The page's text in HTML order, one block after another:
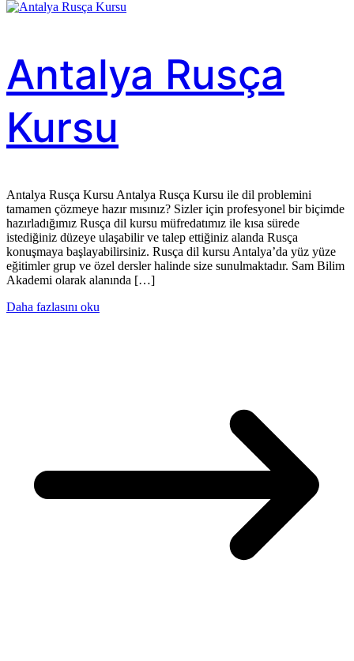
Antalya Rusça
Kursu
Antalya Rusça Kursu Antalya Rusça Kursu ile dil problemini
tamamen çözmeye hazır mısınız? Sizler için profesyonel bir biçimde
hazırladığımız Rusça dil kursu müfredatımız ile kısa sürede
istediğiniz düzeye ulaşabilir ve talep ettiğiniz alanda Rusça
konuşmaya başlayabilirsiniz. Rusça dil kursu Antalya’da yüz yüze
eğitimler grup ve özel dersler halinde size sunulmaktadır. Sam Bilim
Akademi olarak alanında […]
Daha fazlasını oku